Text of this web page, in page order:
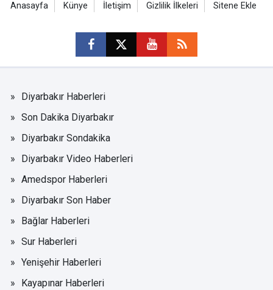
Anasayfa Künye İletişim Gizlilik İlkeleri Sitene Ekle
Diyarbakır Haberleri
Son Dakika Diyarbakır
Diyarbakır Sondakika
Diyarbakır Video Haberleri
Amedspor Haberleri
Diyarbakır Son Haber
Bağlar Haberleri
Sur Haberleri
Yenişehir Haberleri
Kayapınar Haberleri